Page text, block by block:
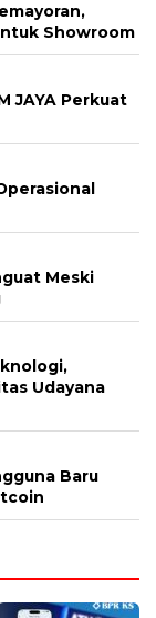
Showroom
JAYA Perkuat
Meski
Udayana
Baru